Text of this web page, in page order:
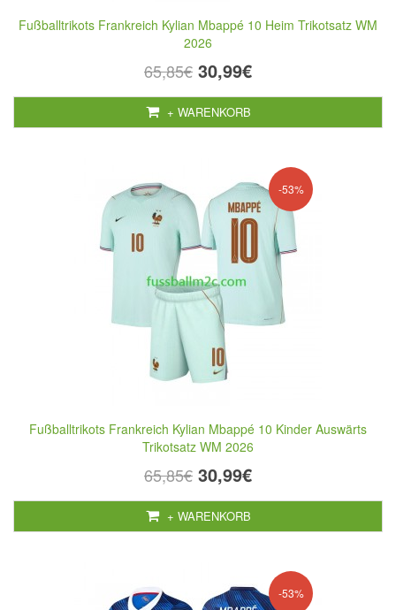
Fußballtrikots Frankreich Kylian Mbappé 10 Heim Trikotsatz WM
2026
65,85€ 30,99€
+ WARENKORB
-53%
Fußballtrikots Frankreich Kylian Mbappé 10 Kinder Auswärts
Trikotsatz WM 2026
65,85€ 30,99€
+ WARENKORB
-53%